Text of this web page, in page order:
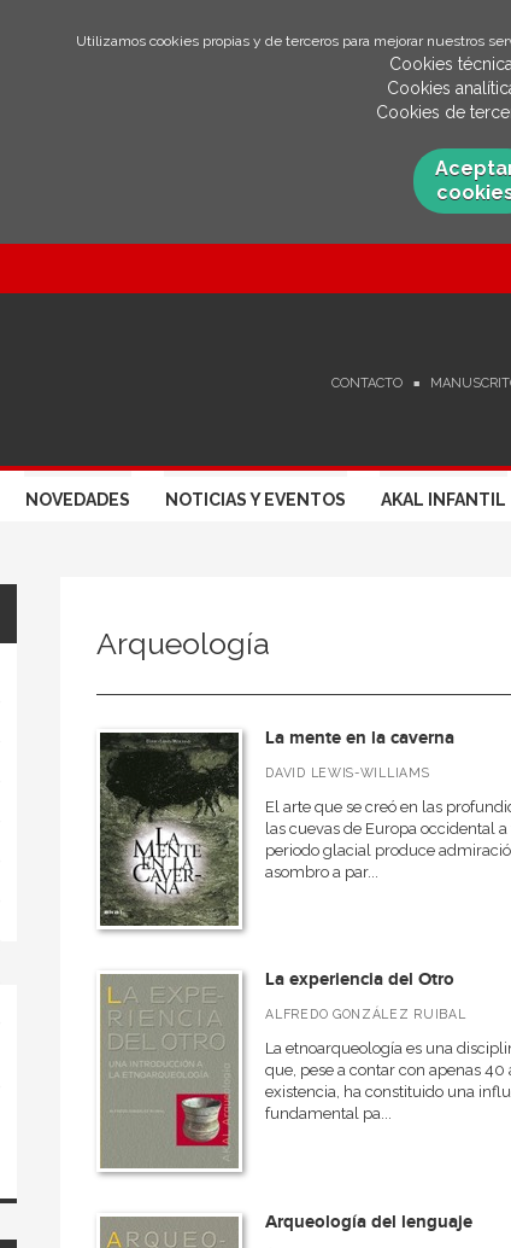
Utilizamos cookies propias y de terceros para mejorar nuestros
Cookies
Cookies
Cookies de
CONTACTO
NOVEDADES NOTICIAS Y EVENTOS AKAL INFANTIL
Arqueología
La mente en la caverna
DAVID LEWIS-WILLIAMS
El arte que se creó en las
las cuevas de Europa occidental
periodo glacial produce
asombro a par...
La experiencia del Otro
ALFREDO GONZÁLEZ RUIBAL
La etnoarqueología es una
que, pese a contar con apenas 40
existencia, ha constituido una
fundamental pa...
Arqueología del lenguaje